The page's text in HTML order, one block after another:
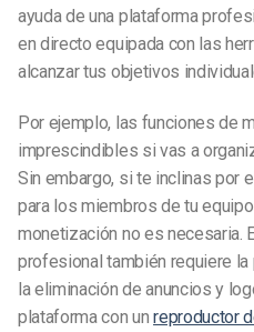
ayuda de una plataforma
en directo equipada con las
alcanzar tus objetivos
Por ejemplo, las funciones de
imprescindibles si vas a
Sin embargo, si te inclinas por
para los miembros de tu
monetización no es necesaria.
profesional también requiere
la eliminación de anuncios y
plataforma con unreproductor